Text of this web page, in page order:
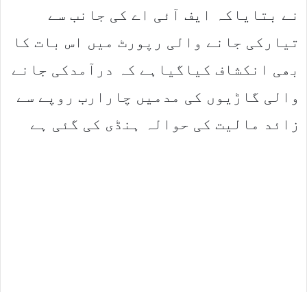
نے بتایاکہ ایف آئی اے کی جانب سے
تیارکی جانے والی رپورٹ میں اس بات کا
بھی انکشاف کیاگیاہے کہ درآمدکی جانے
والی گاڑیوں کی مدمیں چارارب روپے سے
زائد مالیت کی حوالہ ہنڈی کی گئی ہے